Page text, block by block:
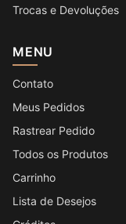
Trocas e Devoluções
MENU
Contato
Meus Pedidos
Rastrear Pedido
Todos os Produtos
Carrinho
Lista de Desejos